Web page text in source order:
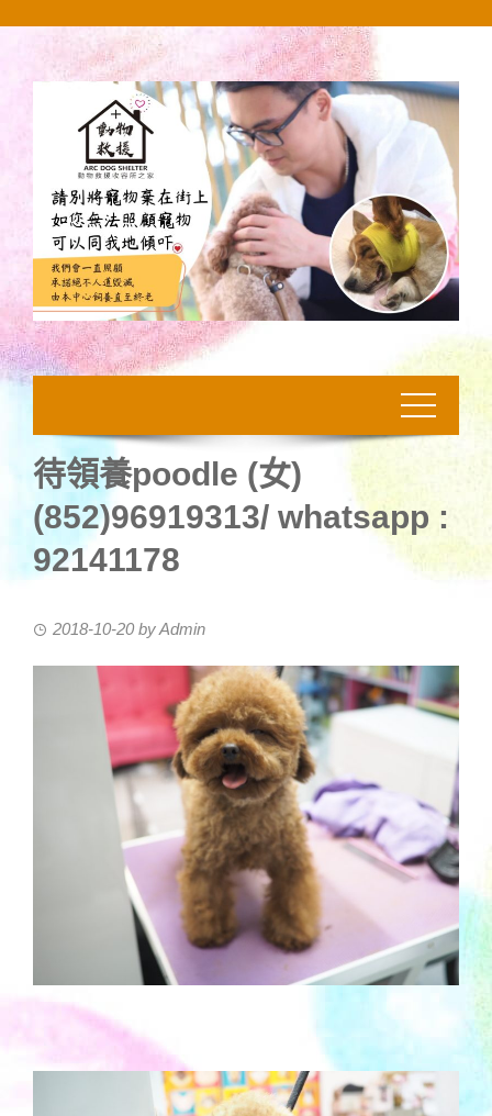
待領養poodle (女)
(852)96919313/ whatsapp :
92141178
2018-10-20 byAdmin